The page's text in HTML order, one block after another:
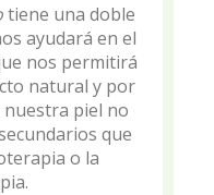
tiene una doble
ayudará en el
nos permitirá
natural y por
piel no
que
o la